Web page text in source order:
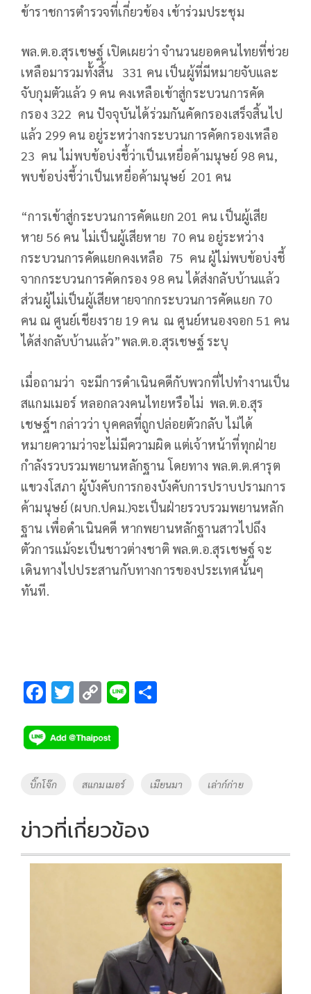
ข้าราชการตำรวจที่เกี่ยวข้อง เข้าร่วมประชุม
พล.ต.อ.สุรเชษฐ์ เปิดเผยว่า จำนวนยอดคนไทยที่ช่วย
เหลือมารวมทั้งสิ้น​ 331 คน เป็นผู้ที่มีหมายจับและ
จับกุมตัวแล้ว​ 9​ คน​ คงเหลือเข้าสู่กระบวนการคัด
กรอง​ 322 คน ปัจจุบันได้ร่วมกันคัดกรองเสร็จสิ้นไป
แล้ว​ 299 คน​ อยู่ระหว่างกระบวนการคัดกรอง​เหลือ​
23​ คน ไม่พบข้อบ่งชี้​ว่าเป็นเหยื่อค้ามนุษย์ 98​ คน,
พบข้อบ่งชี้ว่าเป็นเหยื่อค้ามนุษย์ ​ 201​ คน
“การเข้าสู่กระบวนการคัดแยก​ 201​ คน เป็นผู้เสีย
หาย​ 56​ คน​ ไม่เป็นผู้เสียหาย​ 70​ คน​ อยู่ระหว่าง
กระบวนการคัดแยกคงเหลือ​ 75 คน ผู้ไม่พบข้อบ่งชี้
จากกระบวนการคัดกรอง​ 98​ คน​ ได้ส่งกลับบ้านแล้ว
ส่วนผู้ไม่เป็นผู้เสียหายจากกระบวนการคัดแยก​ 70​
คน ณ​ ศูนย์เชียงราย​ 19​ คน​ ณ​ ศูนย์หนองจอก​ 51​ คน
ได้ส่งกลับบ้านแล้ว”พล.ต.อ.สุรเชษฐ์ ระบุ
เมื่อถามว่า จะมีการดำเนินคดีกับพวกที่ไปทำงานเป็น
สแกมเมอร์ หลอกลวงคนไทยหรือไม่ พล.ต.อ.สุร
เชษฐ์ฯ กล่าวว่า บุคคลที่ถูกปล่อยตัวกลับ ไม่ได้
หมายความว่าจะไม่มีความผิด แต่เจ้าหน้าที่ทุกฝ่าย
กำลังรวบรวมพยานหลักฐาน โดยทาง พล.ต.ต.ศารุต
แขวงโสภา ผู้บังคับการกองบังคับการปราบปรามการ
ค้ามนุษย์ (ผบก.ปคม.)จะเป็นฝ่ายรวบรวมพยานหลัก
ฐาน เพื่อดำเนินคดี หากพยานหลักฐานสาวไปถึง
ตัวการแม้จะเป็นชาวต่างชาติ พล.ต.อ.สุรเชษฐ์ จะ
เดินทางไปประสานกับทางการของประเทศนั้นๆ
ทันที.
F
e
b
o
k
T
tt
er
C
p
y
Li
k
Li
Tags
บิ๊กโจ๊ก สแกมเมอร์ เมียนมา เล่าก์ก่าย
ข่าวที่เกี่ยวข้อง